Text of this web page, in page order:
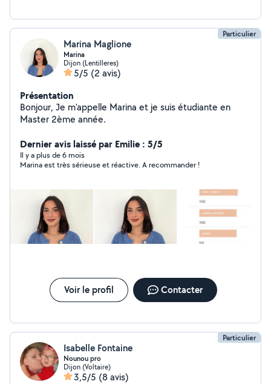
Particulier
Marina Maglione
Marina
Dijon (Lentilleres)
5/5 (2 avis)
Présentation
Bonjour, Je m'appelle Marina et je suis étudiante en
Master 2ème année.
Dernier avis laissé par Emilie : 5/5
Il y a plus de 6 mois
Marina est très sérieuse et réactive. A recommander !
Voir le profil Contacter
Particulier
Isabelle Fontaine
Nounou pro
Dijon (Voltaire)
3,5/5 (8 avis)